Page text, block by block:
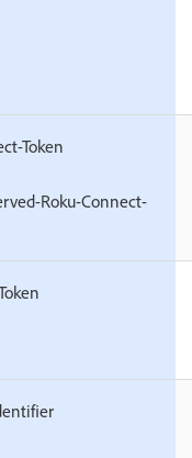
Token
Roku-Connect-